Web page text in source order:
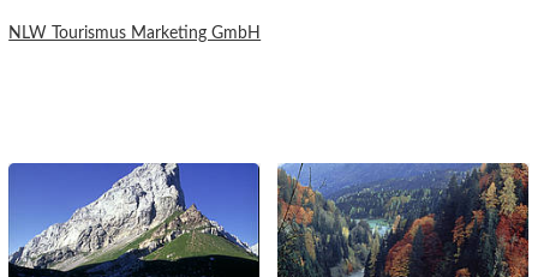
NLW Tourismus Marketing GmbH